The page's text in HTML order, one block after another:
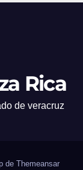
Rica
de veracruz
de Themeansar